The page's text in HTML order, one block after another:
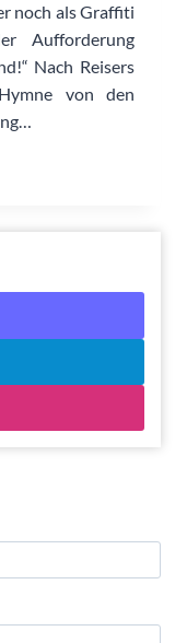
noch als Graffiti
Aufforderung
Nach Reisers
von den